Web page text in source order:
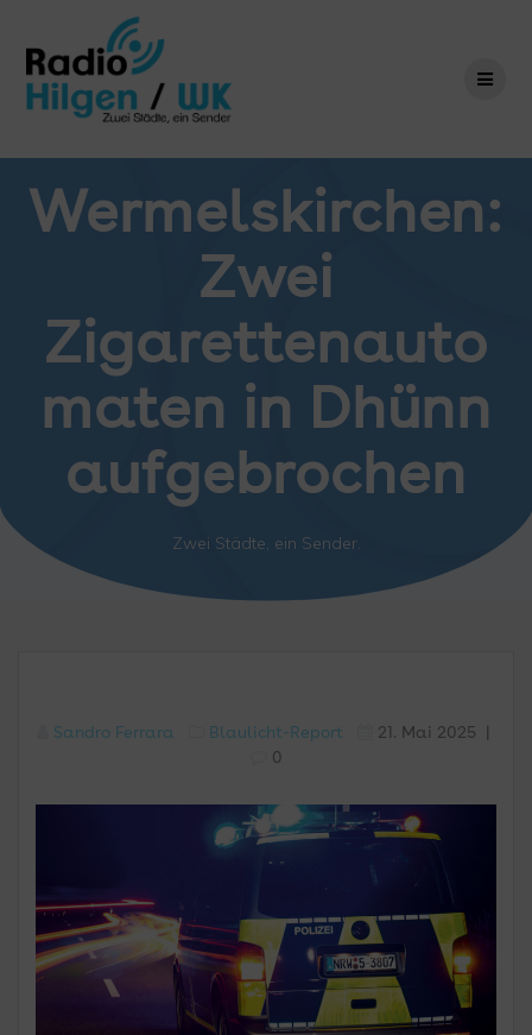
springen
Wermelskirchen:
Zwei
Zigarettenauto
maten in Dhünn
aufgebrochen
Zwei Städte, ein Sender.
Sandro Ferrara Blaulicht-Report 21. Mai 2025
0